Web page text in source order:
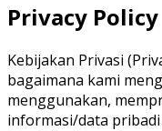
Privacy Policy
Kebijakan Privasi
bagaimana kami
menggunakan,
informasi/data